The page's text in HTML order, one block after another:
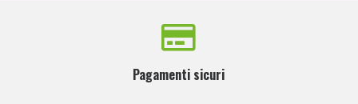
Pagamenti sicuri